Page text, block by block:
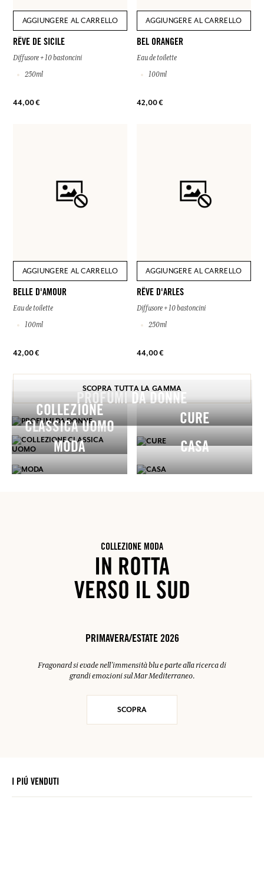
AGGIUNGERE AL CARRELLO
RÊVE DE SICILE
Diffusore + 10 bastoncini
250ml
44,00 €
AGGIUNGERE AL CARRELLO
BEL ORANGER
Eau de toilette
100ml
42,00 €
AGGIUNGERE AL CARRELLO
BELLE D'AMOUR
Eau de toilette
100ml
42,00 €
AGGIUNGERE AL CARRELLO
RÊVE D'ARLES
Diffusore + 10 bastoncini
250ml
44,00 €
SCOPRA TUTTA LA GAMMA
PROFUMI DA DONNE
COLLEZIONE
CLASSICA UOMO
CURE
MODA
CASA
COLLEZIONE MODA
IN ROTTA
VERSO IL SUD
PRIMAVERA/ESTATE 2026
Fragonard si evade nell’immensità blu e parte alla ricerca di
grandi emozioni sul Mar Mediterraneo.
SCOPRA
I PIÚ VENDUTI